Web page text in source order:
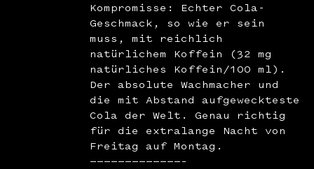
Kompromisse: Echter Cola-
Geschmack, so wie er sein
muss, mit reichlich
natürlichem Koffein (32 mg
natürliches Koffein/100 ml).
Der absolute Wachmacher und
die mit Abstand aufgeweckteste
Cola der Welt. Genau richtig
für die extralange Nacht von
Freitag auf Montag.
—————————————–